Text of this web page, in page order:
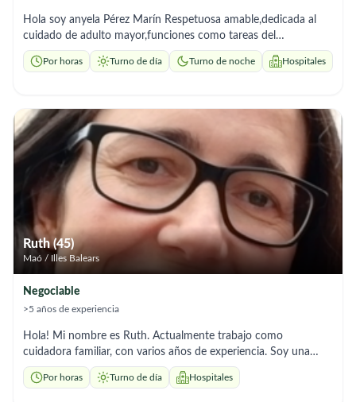
Hola soy anyela Pérez Marín Respetuosa amable,dedicada al
cuidado de adulto mayor,funciones como tareas del
hogar,acompañamiento y me adapto a cualquier horario.
También cuento con documentos en regla para laborar o en
Por horas Turno de día Turno de noche Hospitales
Ruth (45)
Maó / Illes Balears
Negociable
>5 años de experiencia
Hola! Mi nombre es Ruth. Actualmente trabajo como
cuidadora familiar, con varios años de experiencia. Soy una
persona activa, empática y resolutiva. Tengo carnet de
conducir y vehículo propio. El precio por hora es negociable
Por horas Turno de día Hospitales